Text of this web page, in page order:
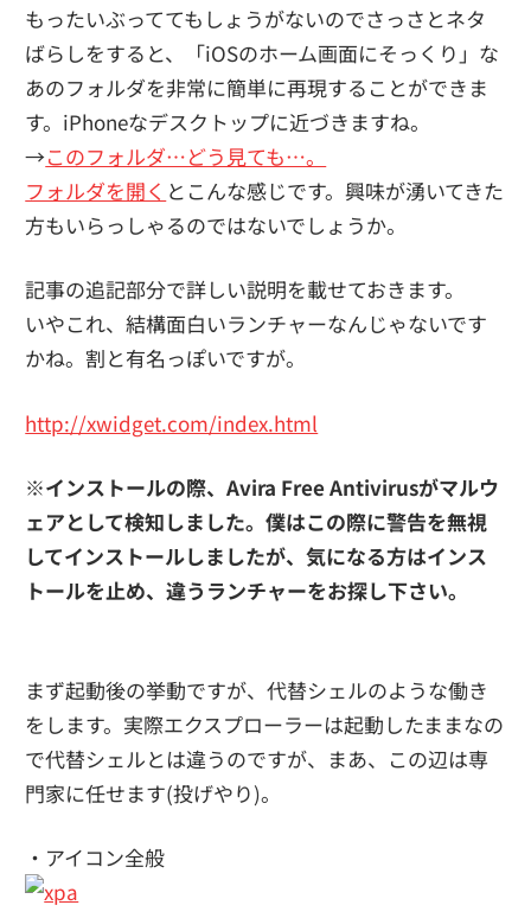
もったいぶっててもしょうがないのでさっさとネタ
ばらしをすると、「iOSのホーム画面にそっくり」な
あのフォルダを非常に簡単に再現することができま
す。iPhoneなデスクトップに近づきますね。
→このフォルダ…どう見ても…。
フォルダを開く とこんな感じです。興味が湧いてきた
方もいらっしゃるのではないでしょうか。
記事の追記部分で詳しい説明を載せておきます。
いやこれ、結構面白いランチャーなんじゃないです
かね。割と有名っぽいですが。
http://xwidget.com/index.html
※インストールの際、Avira Free Antivirusがマルウ
ェアとして検知しました。僕はこの際に警告を無視
してインストールしましたが、気になる方はインス
トールを止め、違うランチャーをお探し下さい。
まず起動後の挙動ですが、代替シェルのような働き
をします。実際エクスプローラーは起動したままなの
で代替シェルとは違うのですが、まあ、この辺は専
門家に任せます(投げやり)。
・アイコン全般